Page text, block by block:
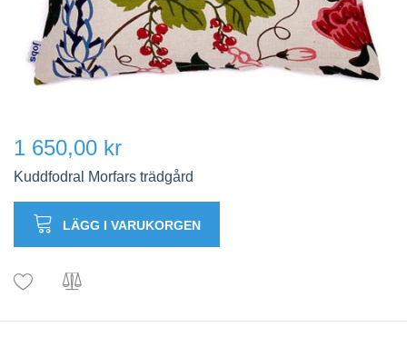
1 650,00 kr
Kuddfodral Morfars trädgård
LÄGG I VARUKORGEN